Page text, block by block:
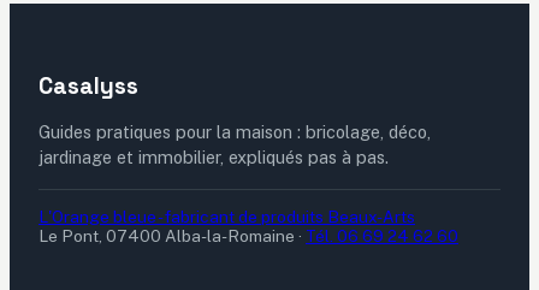
Casalyss
Guides pratiques pour la maison : bricolage, déco,
jardinage et immobilier, expliqués pas à pas.
L'Orange bleue - fabricant de produits Beaux-Arts
Le Pont, 07400 Alba-la-Romaine · Tél. 06 69 24 62 60